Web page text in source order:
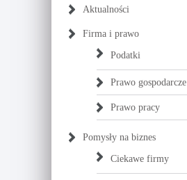
Aktualności
Firma i prawo
Podatki
Prawo gospodarcze
Prawo pracy
Pomysły na biznes
Ciekawe firmy